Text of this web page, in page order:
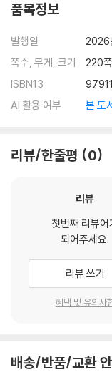
품목정보
발행일
2026
쪽수, 무게, 크기
220
ISBN13
AI 활용 여부
본 도
리뷰/한줄평 0
리뷰
첫번째 리뷰어
되어주세요.
리뷰 쓰기
혜택 및 유의사
배송/반품/교환